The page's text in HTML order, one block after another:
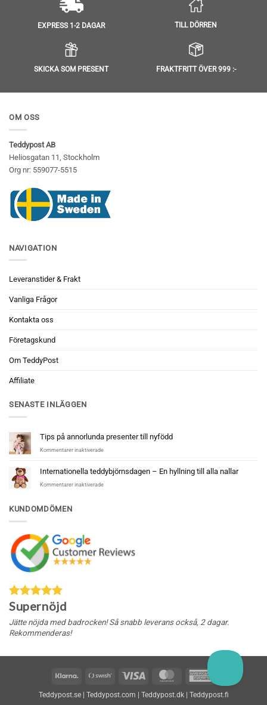
EXPRESS 1-2 DAGAR TILL DÖRREN
SKICKA SOM PRESENT FRAKTFRITT ÖVER 999 :-
OM OSS
Teddypost AB
Heliosgatan 11, Stockholm
Org nr: 559077-5515
NAVIGATION
Leveranstider & Frakt
Vanliga Frågor
Kontakta oss
Företagskund
Om TeddyPost
Affiliate
SENASTE INLÄGGEN
Tips på annorlunda presenter till nyfödd
Kommentarer inaktiveradeför
på
annorlunda
presenter
Internationella teddybjörnsdagen – En hyllning till alla nallar
Kommentarer inaktiveradeför
nallar
KUNDOMDÖMEN
Supernöjd
Jätte nöjda med badrocken! Så snabb leverans också, 2 dagar.
Rekommenderas!
Klarna
Swish
MasterCard American
Express
Teddypost.se| Teddypost.com | Teddypost.dk| Teddypost.fi